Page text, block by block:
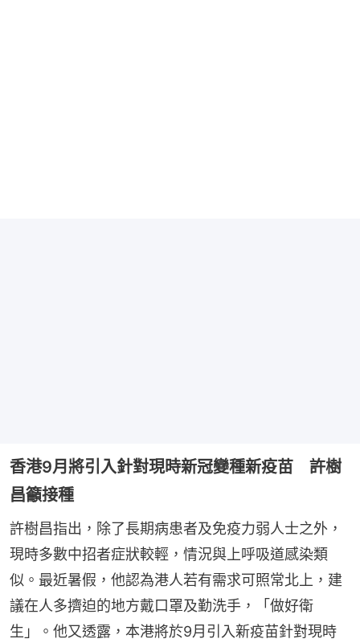
香港9月將引入針對現時新冠變種新疫苗 許樹
昌籲接種
許樹昌指出，除了長期病患者及免疫力弱人士之外，
現時多數中招者症狀較輕，情況與上呼吸道感染類
似。最近暑假，他認為港人若有需求可照常北上，建
議在人多擠迫的地方戴口罩及勤洗手，「做好衛
生」。他又透露，本港將於9月引入新疫苗針對現時